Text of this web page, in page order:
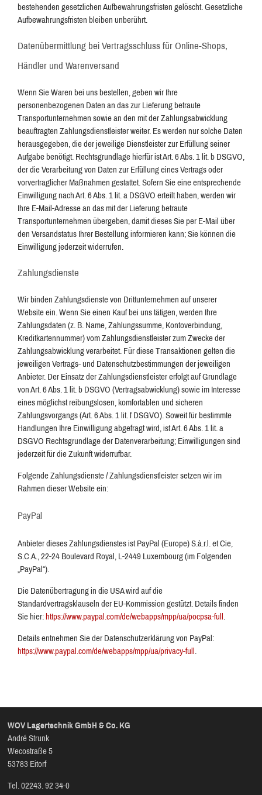
bestehenden gesetzlichen Aufbewahrungsfristen gelöscht. Gesetzliche
Aufbewahrungsfristen bleiben unberührt.
Daten­übermittlung bei Vertragsschluss für Online-Shops,
Händler und Warenversand
Wenn Sie Waren bei uns bestellen, geben wir Ihre
personenbezogenen Daten an das zur Lieferung betraute
Transportunternehmen sowie an den mit der Zahlungsabwicklung
beauftragten Zahlungsdienstleister weiter. Es werden nur solche Daten
herausgegeben, die der jeweilige Dienstleister zur Erfüllung seiner
Aufgabe benötigt. Rechtsgrundlage hierfür ist Art. 6 Abs. 1 lit. b DSGVO,
der die Verarbeitung von Daten zur Erfüllung eines Vertrags oder
vorvertraglicher Maßnahmen gestattet. Sofern Sie eine entsprechende
Einwilligung nach Art. 6 Abs. 1 lit. a DSGVO erteilt haben, werden wir
Ihre E-Mail-Adresse an das mit der Lieferung betraute
Transportunternehmen übergeben, damit dieses Sie per E-Mail über
den Versandstatus Ihrer Bestellung informieren kann; Sie können die
Einwilligung jederzeit widerrufen.
Zahlungsdienste
Wir binden Zahlungsdienste von Drittunternehmen auf unserer
Website ein. Wenn Sie einen Kauf bei uns tätigen, werden Ihre
Zahlungsdaten (z. B. Name, Zahlungssumme, Kontoverbindung,
Kreditkartennummer) vom Zahlungsdienstleister zum Zwecke der
Zahlungsabwicklung verarbeitet. Für diese Transaktionen gelten die
jeweiligen Vertrags- und Datenschutzbestimmungen der jeweiligen
Anbieter. Der Einsatz der Zahlungsdienstleister erfolgt auf Grundlage
von Art. 6 Abs. 1 lit. b DSGVO (Vertragsabwicklung) sowie im Interesse
eines möglichst reibungslosen, komfortablen und sicheren
Zahlungsvorgangs (Art. 6 Abs. 1 lit. f DSGVO). Soweit für bestimmte
Handlungen Ihre Einwilligung abgefragt wird, ist Art. 6 Abs. 1 lit. a
DSGVO Rechtsgrundlage der Datenverarbeitung; Einwilligungen sind
jederzeit für die Zukunft widerrufbar.
Folgende Zahlungsdienste / Zahlungsdienstleister setzen wir im
Rahmen dieser Website ein:
PayPal
Anbieter dieses Zahlungsdienstes ist PayPal (Europe) S.à.r.l. et Cie,
S.C.A., 22-24 Boulevard Royal, L-2449 Luxembourg (im Folgenden
„PayPal“).
Die Datenübertragung in die USA wird auf die
Standardvertragsklauseln der EU-Kommission gestützt. Details finden
Sie hier: https://www.paypal.com/de/webapps/mpp/ua/pocpsa-full
Details entnehmen Sie der Datenschutzerklärung von PayPal:
https://www.paypal.com/de/webapps/mpp/ua/privacy-full
WOV Lagertechnik GmbH & Co. KG
André Strunk
Wecostraße 5
53783 Eitorf
Tel. 02243. 92 34-0